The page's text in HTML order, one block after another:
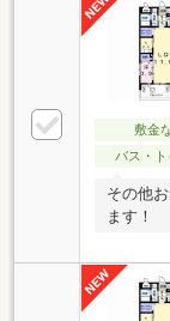
敷金
バス・
その他
ます！